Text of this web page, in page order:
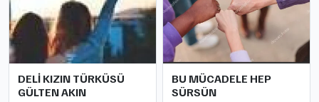
DELİ KIZIN TÜRKÜSÜ
GÜLTEN AKIN
BU MÜCADELE HEP
SÜRSÜN